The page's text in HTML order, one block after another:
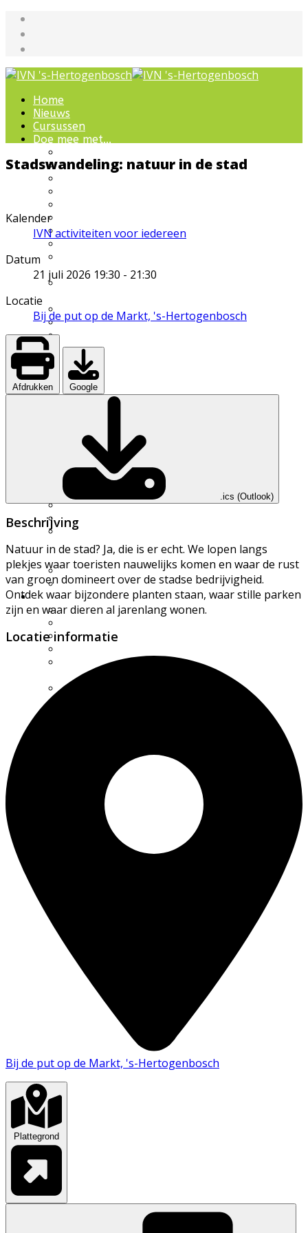
Home
Nieuws
Cursussen
Doe mee met...
IVN natuurcursussen
Lezingen over natuur
bijzondere groepen
Wandelingen en
UWES wandelingen
Natuurfilmpje kijken
Natuurgebieden
Vereniging
Over IVN natuureducatie
Werkgroepen
Lid of Donateur worden?
Jaarboeken
Bestuur
Ledenvergaderingen
Vacatures
Info voor IVN vrijwilligers
Handboek werkgroepen
Materialen
Statuten, huishoudelijk
reglement,
omgangsregels
Gidsenmateriaal
Over deze website
Contact
Contactgegevens
Lid worden en meedoen?
Route naar 't Wikveld
Empel
Route naar BBS Nieuw
Stadswandeling: natuur in de stad
Kalender
IVN activiteiten voor iedereen
Datum
21 juli 2026 19:30 - 21:30
Locatie
Bij de put op de Markt, 's-Hertogenbosch
Afdrukken Google
.ics (Outlook)
Beschrijving
Natuur in de stad? Ja, die is er echt. We lopen langs
plekjes waar toeristen nauwelijks komen en waar de rust
van groen domineert over de stadse bedrijvigheid.
Ontdek waar bijzondere planten staan, waar stille parken
zijn en waar dieren al jarenlang wonen.
Locatie informatie
Bij de put op de Markt, 's-Hertogenbosch
Plattegrond